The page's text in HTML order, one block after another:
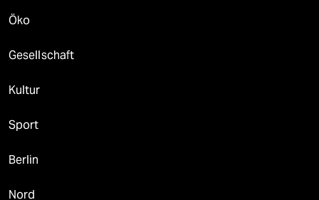
Öko
Gesellschaft
Kultur
Sport
Berlin
Nord